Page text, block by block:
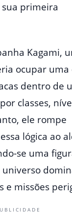
primeira
Kagami,
ocupar uma
dentro de
classes,
ele rompe
lógica ao
se uma
e missões